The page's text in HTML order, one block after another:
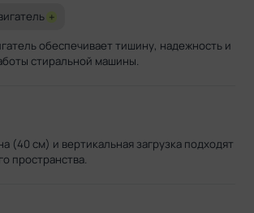
+
обеспечивает тишину, надежность и
стиральной машины.
(40 см) и вертикальная загрузка подходят
пространства.